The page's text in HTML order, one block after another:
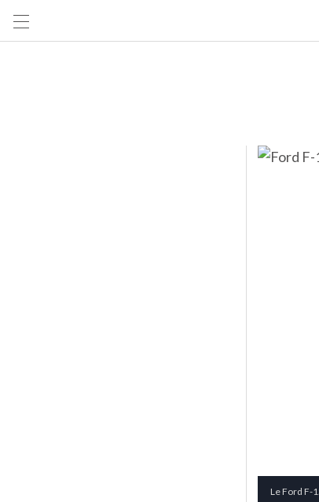
Le Ford F-